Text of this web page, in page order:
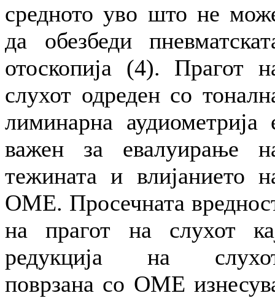
средното уво што не
да обезбеди
отоскопија (4). Прагот
слухот одреден со
лиминарна аудиометрија
важен за евалуирање
тежината и влијанието
ОМЕ. Просечната
на прагот на слухот
редукција на
поврзана со ОМЕ